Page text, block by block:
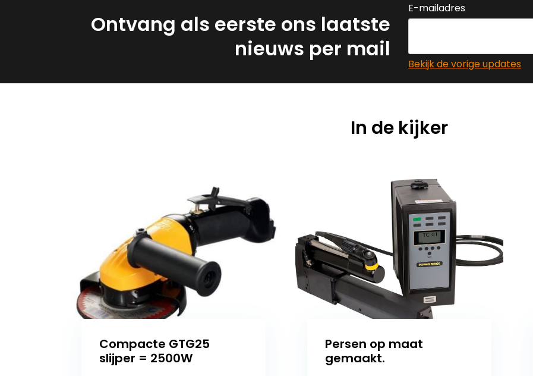
Ontvang als eerste ons laatste
nieuws per mail
E-mailadres
Bekijk de vorige updates
In de kijker
Compacte GTG25
slijper = 2500W
Persen op maat
gemaakt.